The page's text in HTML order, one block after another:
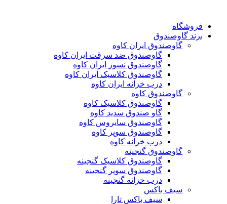
فروشگاه
برند گاوصندوق
گاوصندوق ایران کاوه
گاوصندوق ضد سرقت ایران کاوه
گاوصندوق نسوز ایران کاوه
گاوصندوق کلاسیک ایران کاوه
درب خزانه ایران کاوه
گاوصندوق کاوه
گاوصندوق کلاسیک کاوه
گاو صندوق سدید کاوه
گاوصندوق سایروس کاوه
گاوصندوق سوپر کاوه
درب خزانه کاوه
گاوصندوق گنجینه
گاوصندوق کلاسیک گنجینه
گاوصندوق سوپر گنجینه
درب خزانه گنجینه
سیف باکس
سیف باکس تارا